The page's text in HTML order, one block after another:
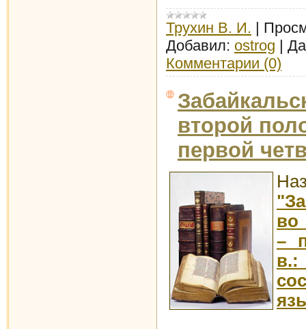
Трухин В. И.
Добавил: ostrog
Комментарии (0)
второй
первой
во
–